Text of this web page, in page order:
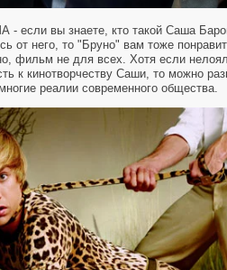
- если вы знаете, кто такой Саша
от него, то "Бруно" вам тоже
фильм не для всех. Хотя если
к кинотворчеству Саши, то можно
реалии современного общества.